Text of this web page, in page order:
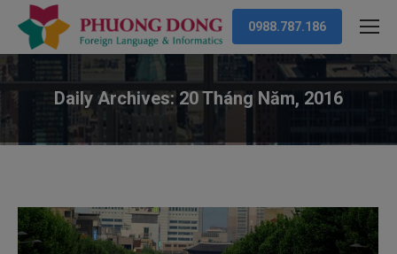
0988.787.186
Daily Archives: 20 Tháng Năm, 2016
You are here: